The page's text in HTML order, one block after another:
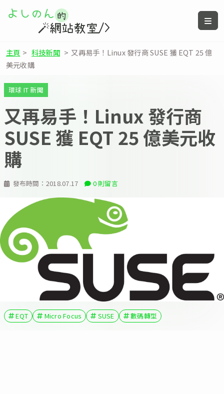
主頁 > 科技新聞 > 又再易手！Linux 發行商 SUSE 獲 EQT 25 億
美元收購
發布時間： 2018.07.17 0 則留言
環球 IT 新聞
又再易手！Linux 發行商
SUSE 獲 EQT 25 億美元收
購
EQT Micro Focus SUSE 數碼轉型